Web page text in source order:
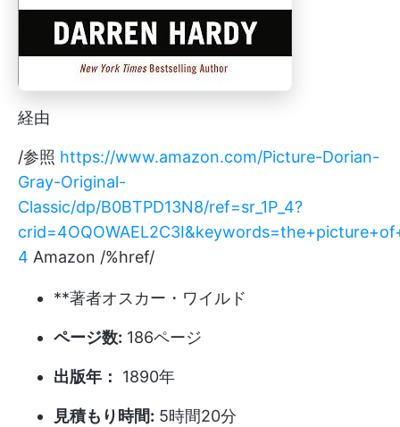
経由
/参照 https://www.amazon.com/Picture-Dorian-
Gray-Original-
Classic/dp/B0BTPD13N8/ref=sr_1P_4?
4 Amazon /%href/
**著者オスカー・ワイルド
ページ数: 186ページ
出版年： 1890年
見積もり時間: 5時間20分